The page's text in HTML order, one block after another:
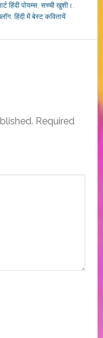
हिंदी पोयम्स, सच्ची खुशी। ,
, हिंदी में बेस्ट कवितायें
Required